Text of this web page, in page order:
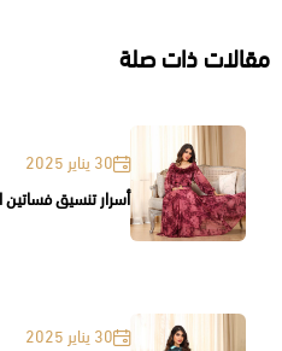
مقالات ذات صلة
30 يناير 2025
أسرار تنسيق فساتين
30 يناير 2025